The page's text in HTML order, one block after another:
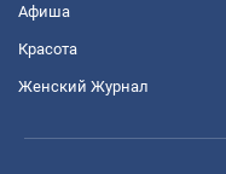
Афиша
Красота
Женский Журнал